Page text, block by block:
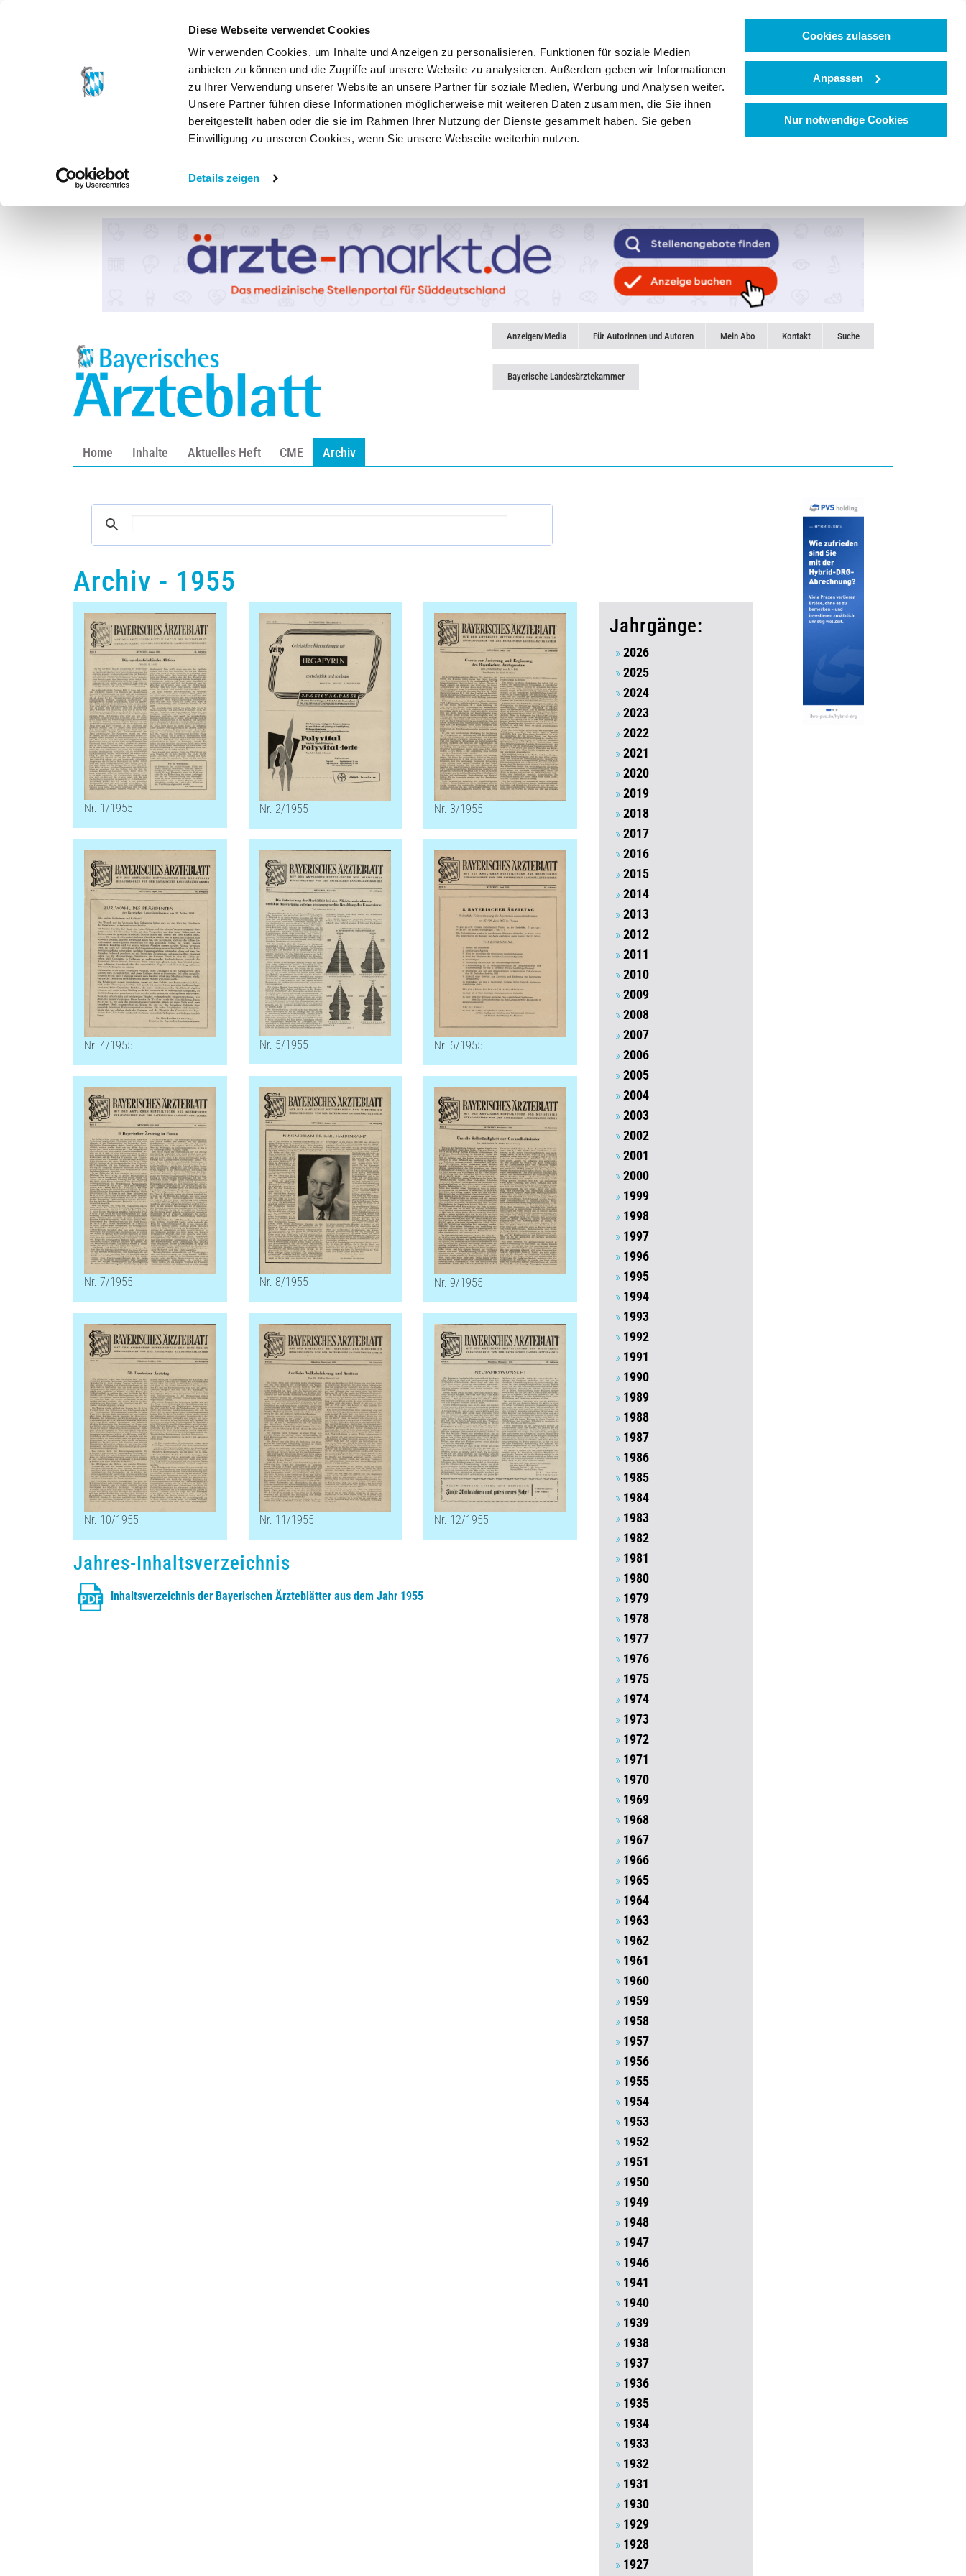
Diese Webseite verwendet Cookies
Wir verwenden Cookies, um Inhalte und Anzeigen zu personalisieren, Funktionen für soziale Medien
anbieten zu können und die Zugriffe auf unsere Website zu analysieren. Außerdem geben wir Informationen
zu Ihrer Verwendung unserer Website an unsere Partner für soziale Medien, Werbung und Analysen weiter.
Unsere Partner führen diese Informationen möglicherweise mit weiteren Daten zusammen, die Sie ihnen
bereitgestellt haben oder die sie im Rahmen Ihrer Nutzung der Dienste gesammelt haben. Sie geben
Einwilligung zu unseren Cookies, wenn Sie unsere Webseite weiterhin nutzen.
Details zeigen
Cookies zulassen
Anpassen
Nur notwendige Cookies
Anzeigen/Media Für Autorinnen und Autoren Mein Abo Kontakt Suche
Bayerische Landesärztekammer
Home Inhalte Aktuelles Heft CME Archiv
Archiv - 1955
Nr. 1/1955 Nr. 2/1955 Nr. 3/1955
Nr. 4/1955 Nr. 5/1955 Nr. 6/1955
Nr. 7/1955 Nr. 8/1955 Nr. 9/1955
Nr. 10/1955 Nr. 11/1955 Nr. 12/1955
Jahres-Inhaltsverzeichnis
Inhaltsverzeichnis der Bayerischen Ärzteblätter aus dem Jahr 1955
Jahrgänge:
2026
2025
2024
2023
2022
2021
2020
2019
2018
2017
2016
2015
2014
2013
2012
2011
2010
2009
2008
2007
2006
2005
2004
2003
2002
2001
2000
1999
1998
1997
1996
1995
1994
1993
1992
1991
1990
1989
1988
1987
1986
1985
1984
1983
1982
1981
1980
1979
1978
1977
1976
1975
1974
1973
1972
1971
1970
1969
1968
1967
1966
1965
1964
1963
1962
1961
1960
1959
1958
1957
1956
1955
1954
1953
1952
1951
1950
1949
1948
1947
1946
1941
1940
1939
1938
1937
1936
1935
1934
1933
1932
1931
1930
1929
1928
1927